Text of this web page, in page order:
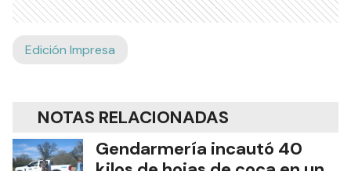
Edición Impresa
NOTAS RELACIONADAS
Gendarmería incautó 40